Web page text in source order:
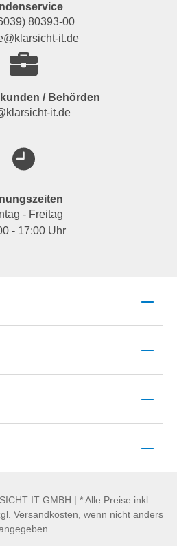
80393-00
it.de
/ Behörden
it.de
- Freitag
- 17:00 Uhr
IT GMBH | * Alle Preise inkl.
Versandkosten, wenn nicht anders